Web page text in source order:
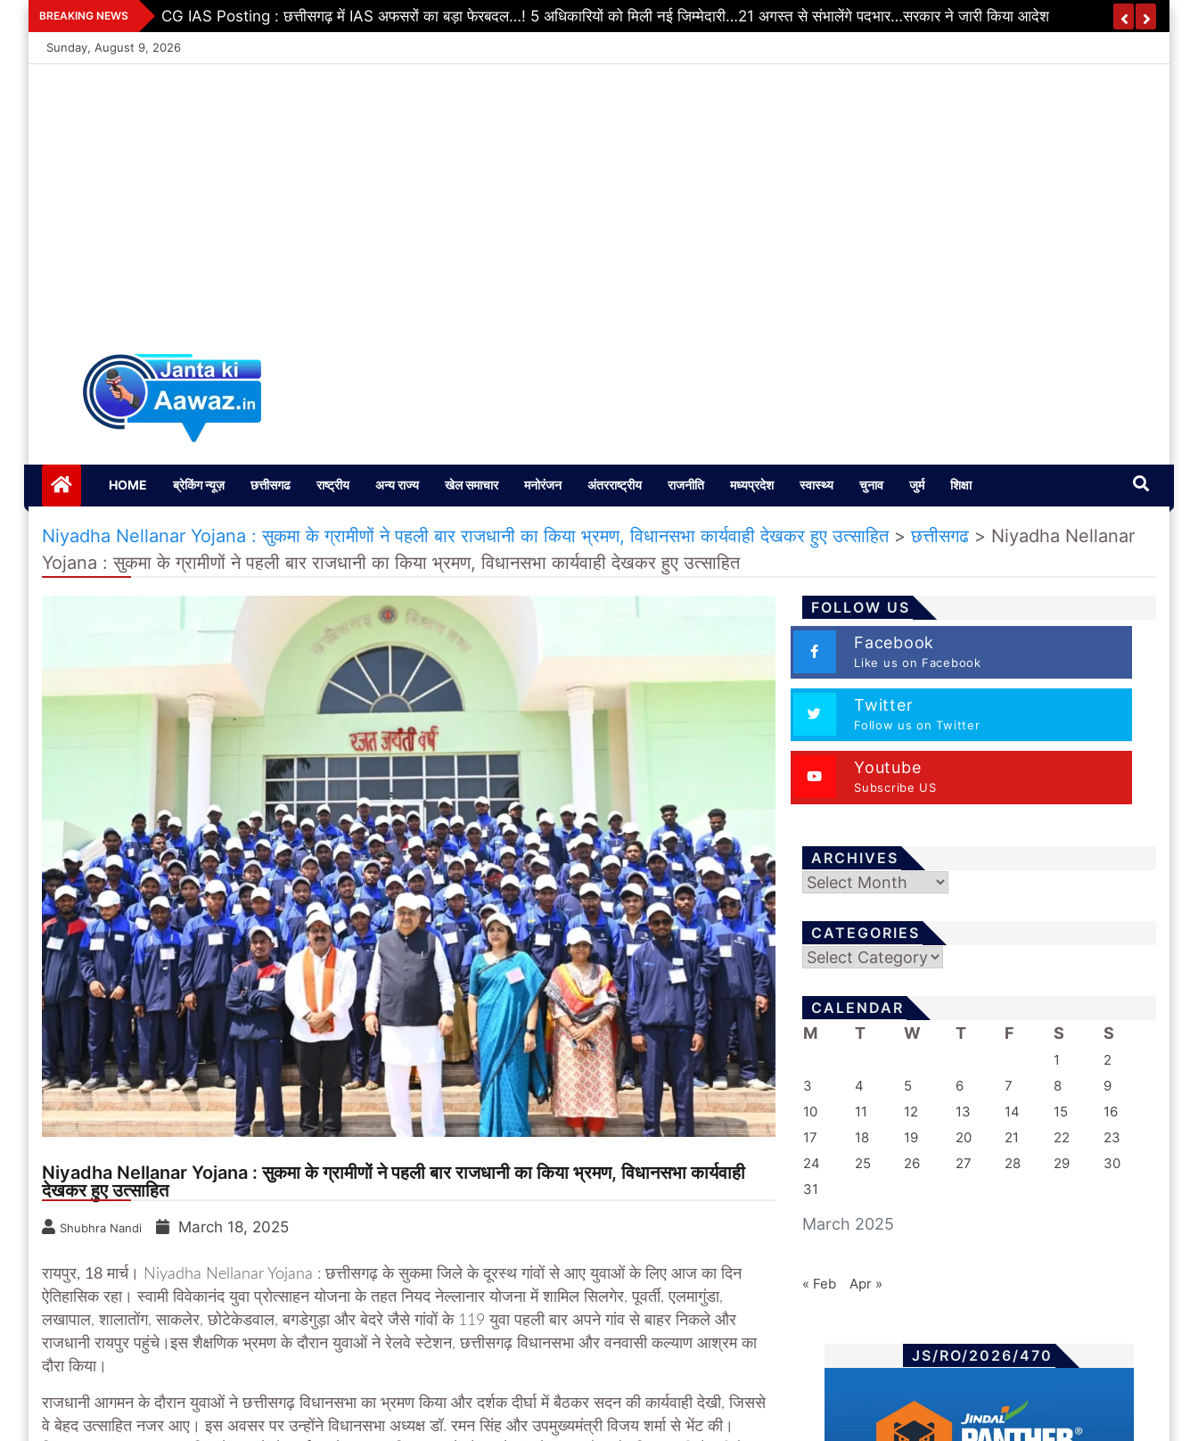
Skip
to
content
BREAKING NEWS CG IAS Posting : छत्तीसगढ़ में IAS अफसरों का बड़ा फेरबदल…! 5 अधिकारियों को मिली नई जिम्मेदारी…21 अगस्त से संभालेंगे पदभार…सरकार ने जारी किया आदेश
Sunday, August 9, 2026
Janta ki Aawaz
HOME ब्रेकिंग न्यूज़ छत्तीसगढ राष्ट्रीय अन्य राज्य खेल समाचार मनोरंजन अंतरराष्ट्रीय राजनीति मध्यप्रदेश स्वास्थ्य चुनाव जुर्म शिक्षा
Niyadha Nellanar Yojana : सुकमा के ग्रामीणों ने पहली बार राजधानी का किया भ्रमण, विधानसभा कार्यवाही देखकर हुए उत्साहित>छत्तीसगढ > Niyadha Nellanar
Yojana : सुकमा के ग्रामीणों ने पहली बार राजधानी का किया भ्रमण, विधानसभा कार्यवाही देखकर हुए उत्साहित
Niyadha Nellanar Yojana : सुकमा के ग्रामीणों ने पहली बार राजधानी का किया भ्रमण, विधानसभा कार्यवाही
देखकर हुए उत्साहित
Shubhra Nandi March 18, 2025
रायपुर, 18 मार्च।
Niyadha Nellanar Yojana : छत्तीसगढ़ के सुकमा जिले के दूरस्थ गांवों से आए युवाओं के लिए आज का दिन
ऐतिहासिक रहा। स्वामी विवेकानंद युवा प्रोत्साहन योजना के तहत नियद नेल्लानार योजना में शामिल सिलगेर, पूवर्ती, एलमागुंडा,
लखापाल, शालातोंग, साकलेर, छोटेकेडवाल, बगडेगुड़ा और बेदरे जैसे गांवों के 119 युवा पहली बार अपने गांव से बाहर निकले और
राजधानी रायपुर पहुंचे।इस शैक्षणिक भ्रमण के दौरान युवाओं ने रेलवे स्टेशन, छत्तीसगढ़ विधानसभा और वनवासी कल्याण आश्रम का
दौरा किया।
राजधानी आगमन के दौरान युवाओं ने छत्तीसगढ़ विधानसभा का भ्रमण किया और दर्शक दीर्घा में बैठकर सदन की कार्यवाही देखी, जिससे
वे बेहद उत्साहित नजर आए। इस अवसर पर उन्होंने विधानसभा अध्यक्ष डॉ. रमन सिंह और उपमुख्यमंत्री विजय शर्मा से भेंट की।
FOLLOW US
Facebook
Like us on Facebook
Twitter
Follow us on Twitter
Youtube
Subscribe US
ARCHIVES
Archives
CATEGORIES
Categories
CALENDAR
March 2025
M T W T F S S
1
2
3
4 5 6 7 8
9
10
11 12 13 14 15
16
17
18 19 20 21 22
23
24
25 26 27 28 29
30
31
« Feb Apr »
JS/RO/2026/470